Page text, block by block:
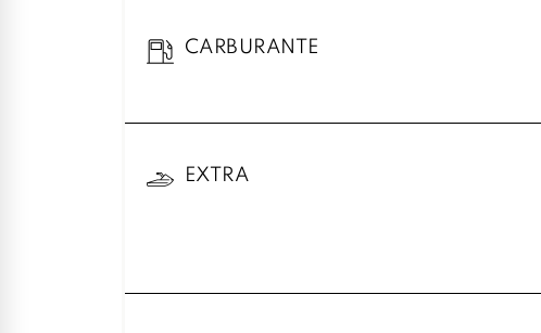
CARBURANTE
EXTRA